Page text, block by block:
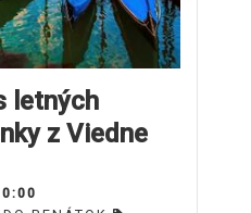
letných
z Viedne